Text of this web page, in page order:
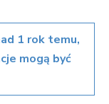
1 rok temu,
mogą być